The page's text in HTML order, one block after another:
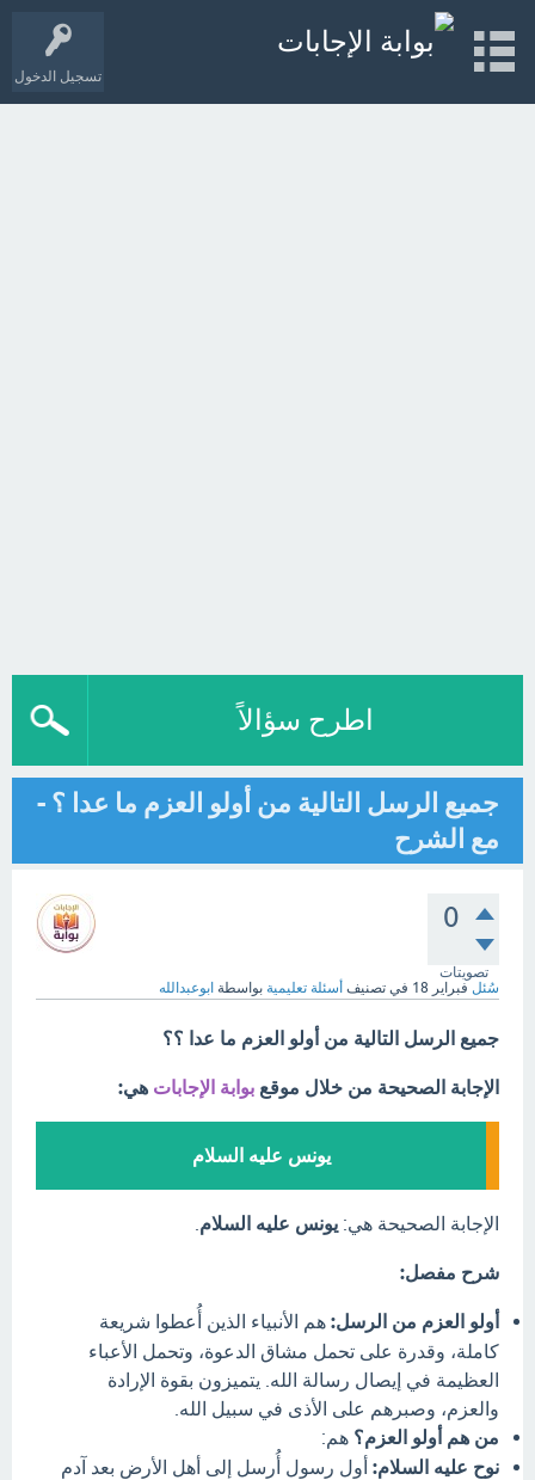
تسجيل الدخول
اطرح سؤالاً
جميع الرسل التالية من أولو العزم ما عدا ؟ -
مع الشرح
0
تصويتات
سُئل فبراير 18 في تصنيف أسئلة تعليمية بواسطة ابوعبدالله
جميع الرسل التالية من أولو العزم ما عدا ؟؟
الإجابة الصحيحة من خلال موقع بوابة الإجابات هي:
يونس عليه السلام
الإجابة الصحيحة هي: يونس عليه السلام
شرح مفصل:
أولو العزم من الرسل: هم الأنبياء الذين أُعطوا شريعة
كاملة، وقدرة على تحمل مشاق الدعوة، وتحمل الأعباء
العظيمة في إيصال رسالة الله. يتميزون بقوة الإرادة
والعزم، وصبرهم على الأذى في سبيل الله.
من هم أولو العزم؟ هم:
نوح عليه السلام: أول رسول أُرسل إلى أهل الأرض بعد آدم